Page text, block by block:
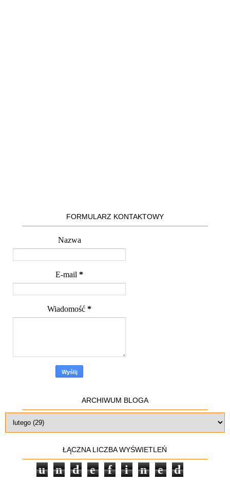
FORMULARZ KONTAKTOWY
Nazwa
E-mail *
Wiadomość *
ARCHIWUM BLOGA
ŁĄCZNA LICZBA WYŚWIETLEŃ
u n d e f i n e d